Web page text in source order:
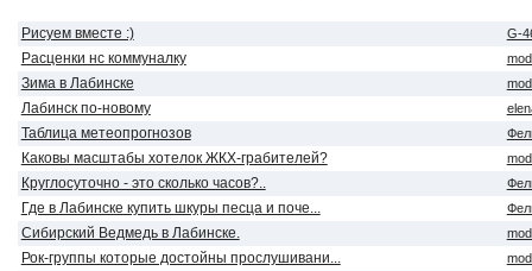
Рисуем вместе :) G-
Расценки нс коммуналку
Зима в Лабинске
Лабинск по-новому
Таблица метеопрогнозов
Каковы масштабы хотелок ЖКХ-грабителей?
Круглосуточно - это сколько часов?..
Где в Лабинске купить шкуры песца и поче...
Сибирский Ведмедь в Лабинске.
Рок-группы которые достойны прослушивани...